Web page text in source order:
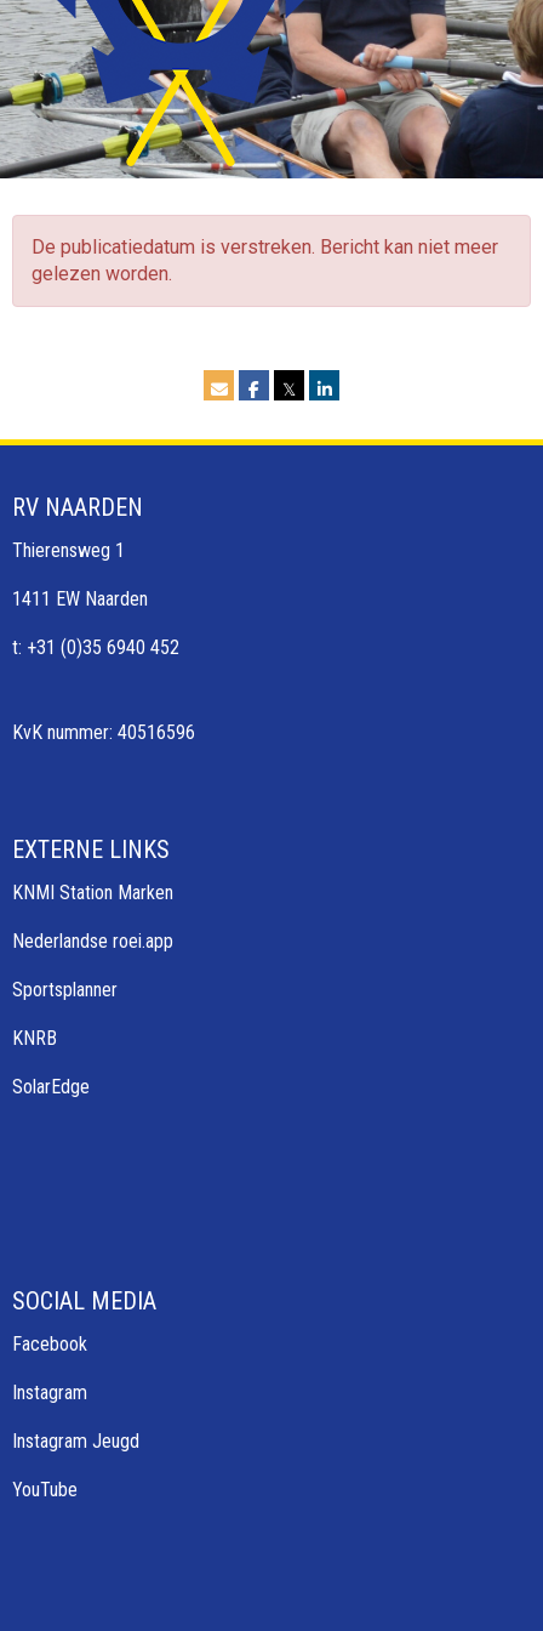
De publicatiedatum is verstreken. Bericht kan niet meer
gelezen worden.
𝕏
RV NAARDEN
Thierensweg 1
1411 EW Naarden
t: +31 (0)35 6940 452
KvK nummer: 40516596
EXTERNE LINKS
KNMI Station Marken
Nederlandse roei.app
Sportsplanner
KNRB
SolarEdge
SOCIAL MEDIA
Facebook
Instagram
Instagram Jeugd
YouTube